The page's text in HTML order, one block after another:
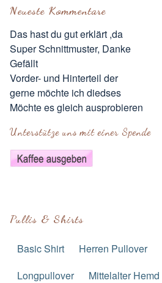
Neueste Kommentare
Das hast du gut erklärt ,da
Super Schnittmuster, Danke
Gefällt
Vorder- und Hinterteil der
gerne möchte ich diedses
Möchte es gleich ausprobieren
Unterstütze uns mit einer Spende
Pullis & Shirts
Basic Shirt Herren Pullover
Longpullover
Mittelalter Hemd